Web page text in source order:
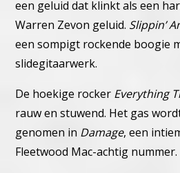
een geluid dat klinkt als een
Warren Zevon geluid. Slippin’
een sompigt rockende boogie
slidegitaarwerk.
De hoekige rocker Everything
rauw en stuwend. Het gas
genomen in Damage, een
Fleetwood Mac-achtig nummer.